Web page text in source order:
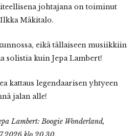
johtajana on toiminut
Ilkka Mäkitalo.
eikä tällaiseen musiikkiin
solistia kuin Jepa Lambert!
kattaus legendaarisen yhtyeen
jalan alle!
Lambert: Boogie Wonderland,